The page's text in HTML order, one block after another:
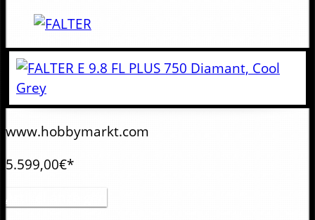
www.hobbymarkt.com
5.599,00€*
Artikel anzeigen